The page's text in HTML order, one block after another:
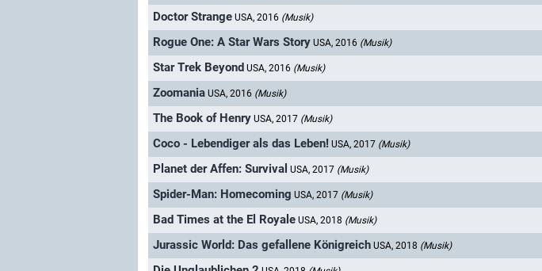
Doctor Strange USA, 2016 (Musik)
Rogue One: A Star Wars Story USA, 2016 (Musik)
Star Trek Beyond USA, 2016 (Musik)
Zoomania USA, 2016 (Musik)
The Book of Henry USA, 2017 (Musik)
Coco - Lebendiger als das Leben! USA, 2017 (Musik)
Planet der Affen: Survival USA, 2017 (Musik)
Spider-Man: Homecoming USA, 2017 (Musik)
Bad Times at the El Royale USA, 2018 (Musik)
Jurassic World: Das gefallene Königreich USA, 2018 (Musik)